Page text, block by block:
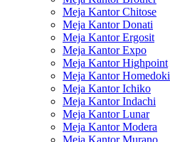
Meja Kantor Chitose
Meja Kantor Donati
Meja Kantor Ergosit
Meja Kantor Expo
Meja Kantor Highpoint
Meja Kantor Homedoki
Meja Kantor Ichiko
Meja Kantor Indachi
Meja Kantor Lunar
Meja Kantor Modera
Meja Kantor Murano